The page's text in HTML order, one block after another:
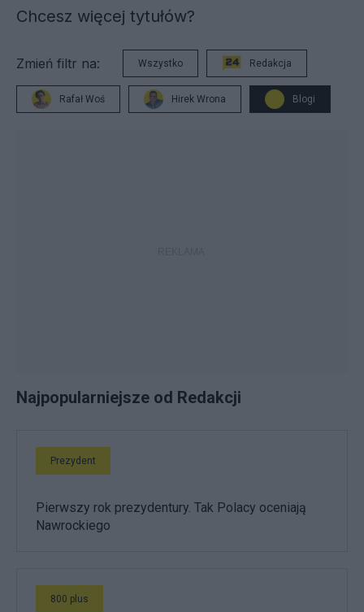
Chcesz więcej tytułów?
Zmień filtr na: Wszystko Redakcja
Rafał Woś Hirek Wrona Blogi
Najpopularniejsze od Redakcji
Prezydent
Pierwszy rok prezydentury. Tak Polacy oceniają
Nawrockiego
800 plus